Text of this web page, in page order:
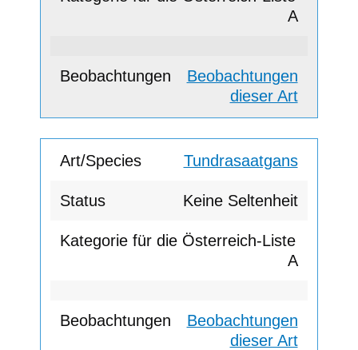
A
Beobachtungen
dieser Art
Tundrasaatgans
Keine Seltenheit
A
Beobachtungen
dieser Art